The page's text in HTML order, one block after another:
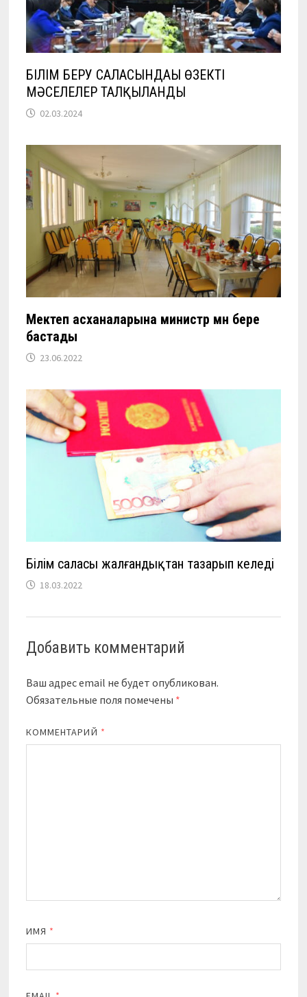
БІЛІМ БЕРУ САЛАСЫНДАҒЫ ӨЗЕКТІ
МӘСЕЛЕЛЕР ТАЛҚЫЛАНДЫ
02.03.2024
Мектеп асханаларына министр мән бере
бастады
23.06.2022
Білім саласы жалғандықтан тазарып келеді
18.03.2022
Добавить комментарий
Ваш адрес email не будет опубликован.
Обязательные поля помечены *
КОММЕНТАРИЙ *
ИМЯ *